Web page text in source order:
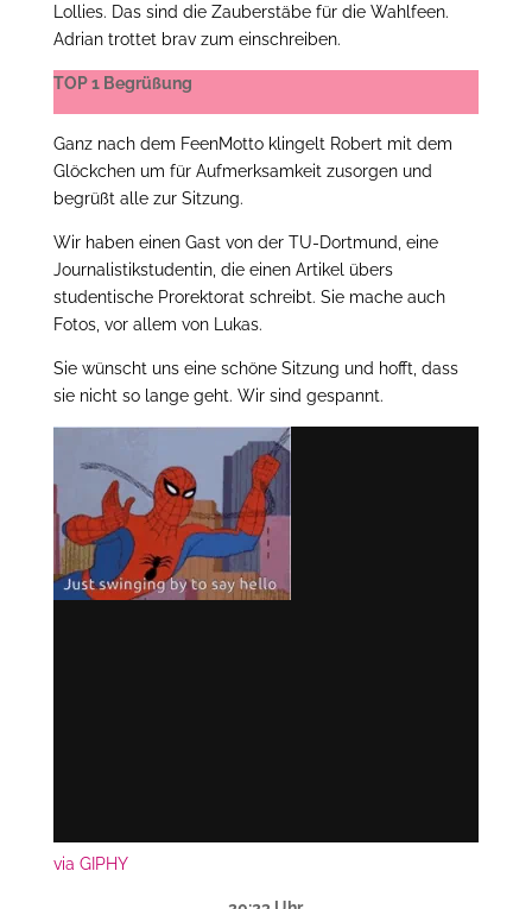
Lollies. Das sind die Zauberstäbe für die Wahlfeen.
Adrian trottet brav zum einschreiben.
TOP 1 Begrüßung
Ganz nach dem FeenMotto klingelt Robert mit dem
Glöckchen um für Aufmerksamkeit zusorgen und
begrüßt alle zur Sitzung.
Wir haben einen Gast von der TU-Dortmund, eine
Journalistikstudentin, die einen Artikel übers
studentische Prorektorat schreibt. Sie mache auch
Fotos, vor allem von Lukas.
Sie wünscht uns eine schöne Sitzung und hofft, dass
sie nicht so lange geht. Wir sind gespannt.
via GIPHY